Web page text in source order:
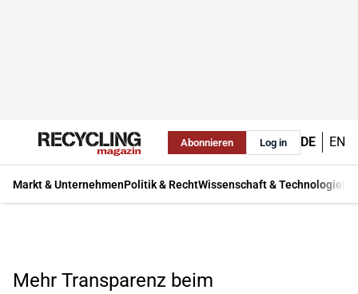
Abonnieren Log in DE EN
Markt & UnternehmenPolitik & RechtWissenschaft & Technologie
Mehr Transparenz beim